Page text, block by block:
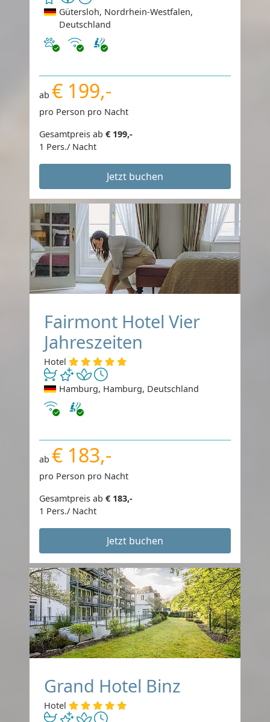
Gütersloh, Nordrhein-Westfalen,
Deutschland
Haustiere erlaubt
Internet
ab € 199,-
pro Person pro Nacht
Gesamtpreis ab € 199,-
1 Pers./ Nacht
Jetzt buchen
Fairmont Hotel Vier
Jahreszeiten
Hotel
Hamburg, Hamburg, Deutschland
Internet
ab € 183,-
pro Person pro Nacht
Gesamtpreis ab € 183,-
1 Pers./ Nacht
Jetzt buchen
Grand Hotel Binz
Hotel